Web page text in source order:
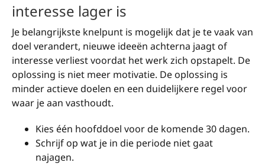
interesse lager is
Je belangrijkste knelpunt is mogelijk dat je te vaak van
doel verandert, nieuwe ideeën achterna jaagt of
interesse verliest voordat het werk zich opstapelt. De
oplossing is niet meer motivatie. De oplossing is
minder actieve doelen en een duidelijkere regel voor
waar je aan vasthoudt.
Kies één hoofddoel voor de komende 30 dagen.
Schrijf op wat je in die periode niet gaat
najagen.